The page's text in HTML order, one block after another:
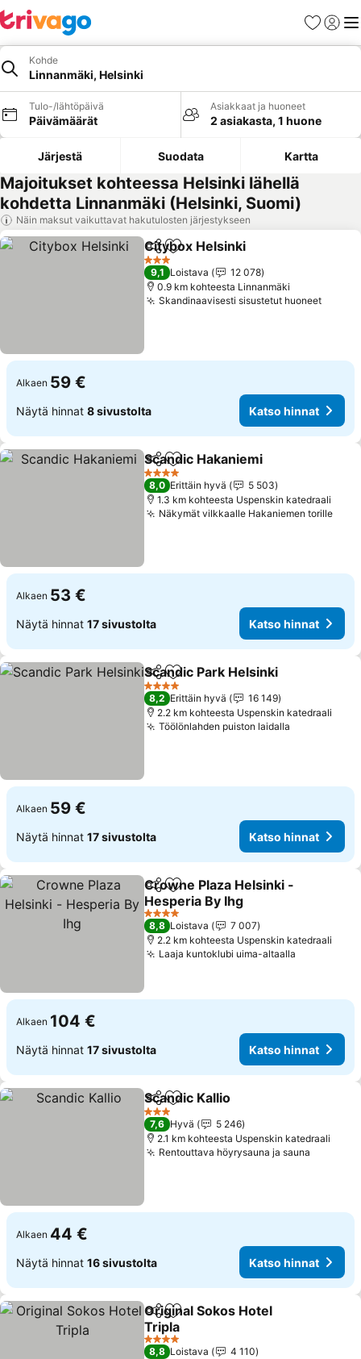
Suosikit
Kohde
Linnanmäki, Helsinki
Tulo-/lähtöpäivä
Päivämäärät
Asiakkaat ja huoneet
2 asiakasta, 1 huone
Järjestä Suodata Kartta
Majoitukset kohteessa Helsinki lähellä
kohdetta Linnanmäki (Helsinki, Suomi)
Näin maksut vaikuttavat hakutulosten järjestykseen
Jaa Lisää suosikkeihin
Citybox Helsinki
3 Tähtiluokitus
9,1 Loistava
12 078
0.9 km kohteesta Linnanmäki
Skandinaavisesti sisustetut huoneetKatso
Alkaen 59 €
Näytä hinnat 8 sivustolta Katso hinnat
Jaa Lisää suosikkeihin
Scandic Hakaniemi
4 Tähtiluokitus
8,0 Erittäin hyvä
5 503
1.3 km kohteesta Uspenskin katedraali
Näkymät vilkkaalle Hakaniemen torille
Alkaen 53 €
Näytä hinnat 17 sivustolta Katso hinnat
Jaa Lisää suosikkeihin
Scandic Park Helsinki
4 Tähtiluokitus
8,2 Erittäin hyvä
16 149
2.2 km kohteesta Uspenskin katedraali
Töölönlahden puiston laidalla
Alkaen 59 €
Näytä hinnat 17 sivustolta Katso hinnat
Jaa Lisää suosikkeihin
Crowne Plaza Helsinki -
Hesperia By Ihg
Katso hinnat
4 Tähtiluokitus
8,8 Loistava
7 007
2.2 km kohteesta Uspenskin katedraali
Laaja kuntoklubi uima-altaalla
Alkaen 104 €
Näytä hinnat 17 sivustolta Katso hinnat
Jaa Lisää suosikkeihin
Scandic Kallio
3 Tähtiluokitus
7,6 Hyvä
5 246
2.1 km kohteesta Uspenskin katedraali
Rentouttava höyrysauna ja sauna
Alkaen 44 €
Näytä hinnat 16 sivustolta Katso hinnat
Jaa Lisää suosikkeihin
Original Sokos Hotel
Tripla
Katso hinnat
4 Tähtiluokitus
8,8 Loistava
4 110